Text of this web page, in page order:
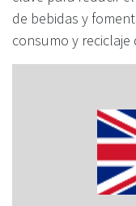
de bebidas y
consumo y